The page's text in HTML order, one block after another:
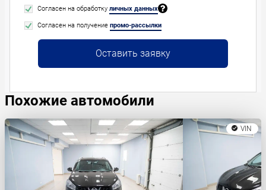
Согласен на обработку личных данных
Согласен на получение промо-рассылки
Оставить заявку
Похожие автомобили
VIN